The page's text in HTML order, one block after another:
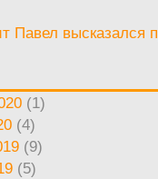
Павел высказался
(1)
(4)
(9)
(5)